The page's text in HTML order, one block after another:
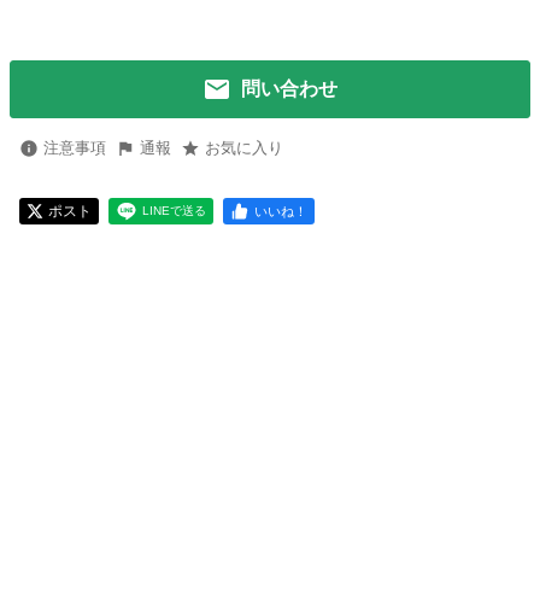
問い合わせ
注意事項 通報 お気に入り
ポスト LINEで送る いいね！